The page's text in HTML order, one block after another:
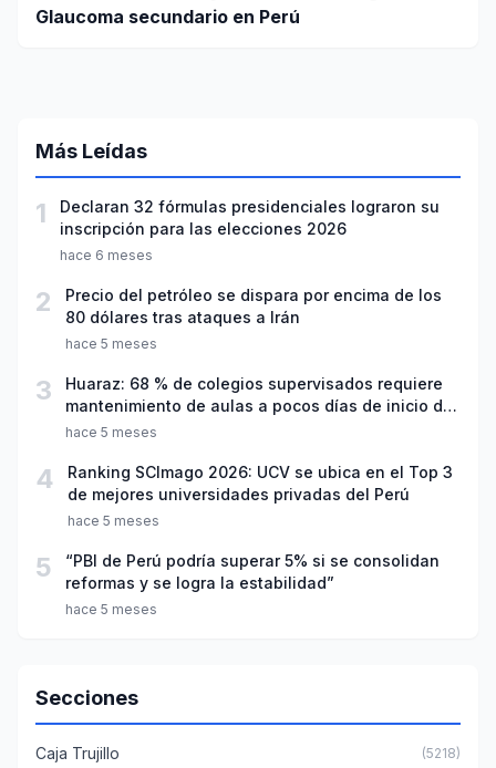
Glaucoma secundario en Perú
Más Leídas
1
Declaran 32 fórmulas presidenciales lograron su
inscripción para las elecciones 2026
hace 6 meses
2
Precio del petróleo se dispara por encima de los
80 dólares tras ataques a Irán
hace 5 meses
3
Huaraz: 68 % de colegios supervisados requiere
mantenimiento de aulas a pocos días de inicio del
año escolar 2026
hace 5 meses
4
Ranking SCImago 2026: UCV se ubica en el Top 3
de mejores universidades privadas del Perú
hace 5 meses
5
“PBI de Perú podría superar 5% si se consolidan
reformas y se logra la estabilidad”
hace 5 meses
Secciones
Caja Trujillo (5218)